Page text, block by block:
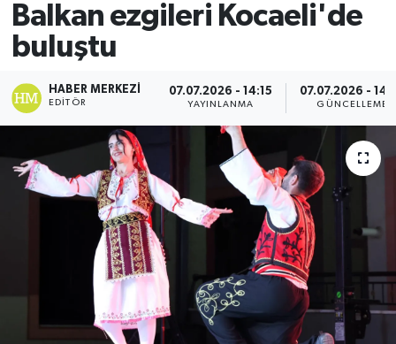
Balkan ezgileri Kocaeli'de
buluştu
HABER MERKEZI
EDITÖR
07.07.2026 - 14:15
YAYINLANMA
07.07.2026 -
GÜNCELLEME
Son Dakika Haberleri
Haber Arşivi